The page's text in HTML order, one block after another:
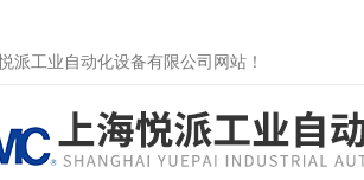
派工业自动化设备有限公司网站！